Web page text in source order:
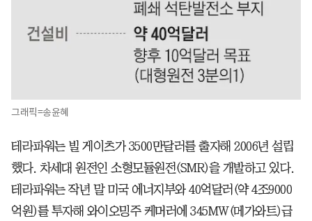
그래픽=송윤혜
테라파워는 빌 게이츠가 3500만달러를 출자해 2006년 설립
했다. 차세대 원전인 소형모듈원전(SMR)을 개발하고 있다.
테라파워는 작년 말 미국 에너지부와 40억달러(약 4조9000
억원)를 투자해 와이오밍주 케머러에 345MW(메가와트)급